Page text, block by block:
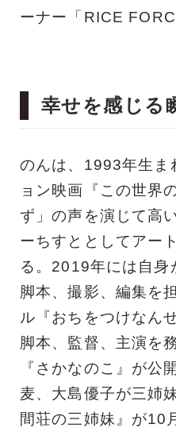
ーナー「RICE
幸せを感じる
のんは、1993年生ま
ョン映画『この世界
ず」の声を演じて高
ーちすととしてアー
る。2019年には自身
脚本、撮影、編集を
ル『おちをつけなん
脚本、監督、主演を
『さかなのこ』が公
麦、大島優子が三姉
間荘の三姉妹』が10